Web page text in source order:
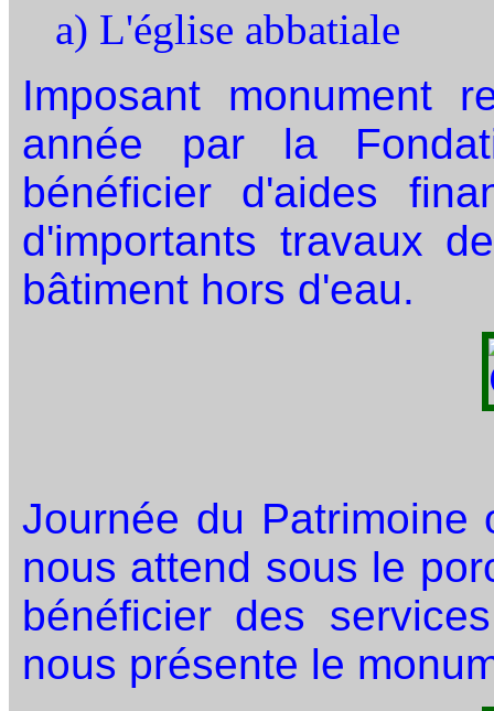
a) L'église abbatiale
Imposant monument
année par la
bénéficier d'aides
d'importants travaux
bâtiment hors d'eau.
Journée du Patrimoine
nous attend sous le
bénéficier des
nous présente le